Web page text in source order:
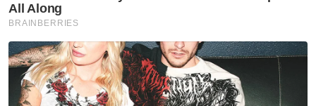
Ahmad Zahid perlu letak jawatan - Idris